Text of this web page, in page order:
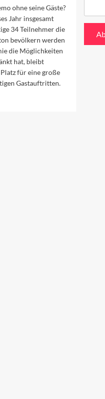
ohne seine Gäste?
Jahr insgesamt
34 Teilnehmer die
bevölkern werden
die Möglichkeiten
hat, bleibt
für eine große
Gastauftritten.